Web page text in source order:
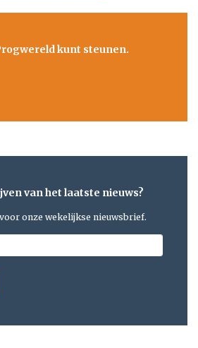
kunt steunen.
van het laatste nieuws?
onze wekelijkse nieuwsbrief.